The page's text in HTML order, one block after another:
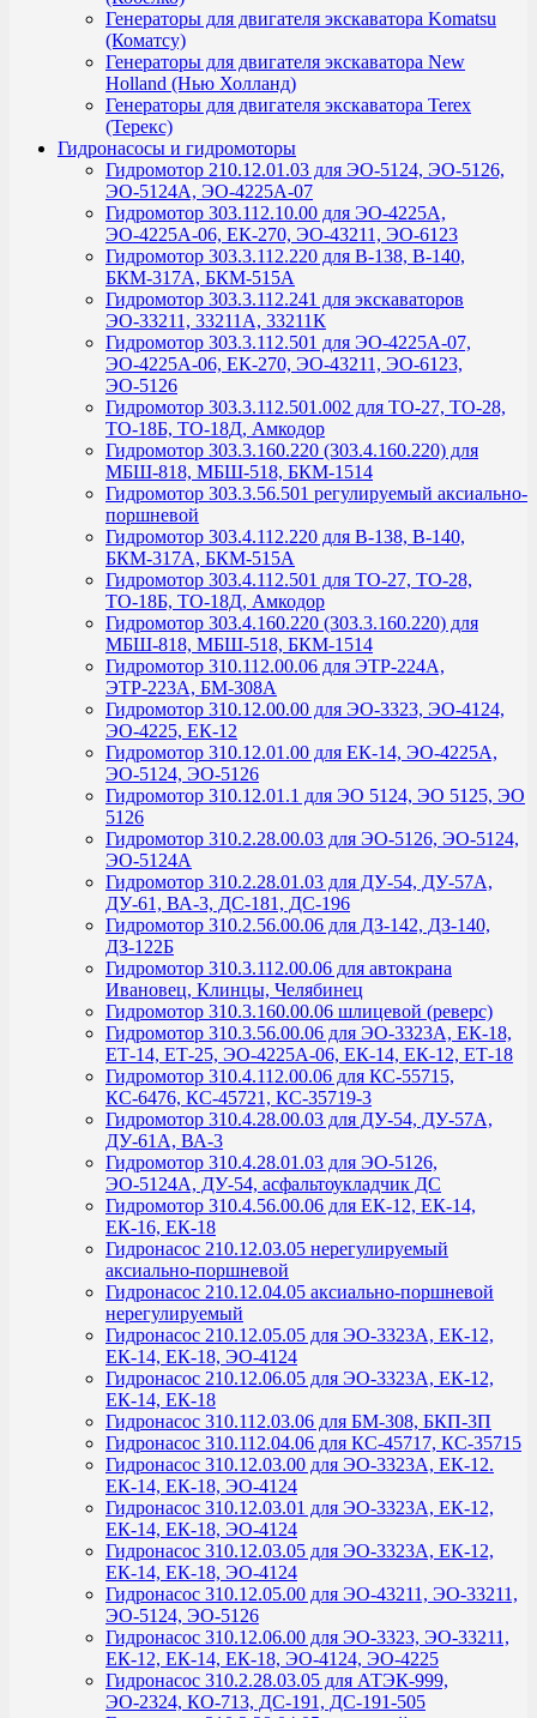
Генераторы для двигателя экскаватора Komatsu
(Коматсу)
Генераторы для двигателя экскаватора New
Holland (Нью Холланд)
Генераторы для двигателя экскаватора Terex
(Терекс)
Гидронасосы и гидромоторы
Гидромотор 210.12.01.03 для ЭО-5124, ЭО-5126,
ЭО-5124А, ЭО-4225А-07
Гидромотор 303.112.10.00 для ЭО-4225А,
ЭО-4225А-06, ЕК-270, ЭО-43211, ЭО-6123
Гидромотор 303.3.112.220 для В-138, В-140,
БКМ-317А, БКМ-515А
Гидромотор 303.3.112.241 для экскаваторов
ЭО-33211, 33211А, 33211К
Гидромотор 303.3.112.501 для ЭО-4225А-07,
ЭО-4225А-06, ЕК-270, ЭО-43211, ЭО-6123,
ЭО-5126
Гидромотор 303.3.112.501.002 для ТО-27, ТО-28,
ТО-18Б, ТО-18Д, Амкодор
Гидромотор 303.3.160.220 (303.4.160.220) для
МБШ-818, МБШ-518, БКМ-1514
Гидромотор 303.3.56.501 регулируемый аксиально-
поршневой
Гидромотор 303.4.112.220 для В-138, В-140,
БКМ-317А, БКМ-515А
Гидромотор 303.4.112.501 для ТО-27, ТО-28,
ТО-18Б, ТО-18Д, Амкодор
Гидромотор 303.4.160.220 (303.3.160.220) для
МБШ-818, МБШ-518, БКМ-1514
Гидромотор 310.112.00.06 для ЭТР-224А,
ЭТР-223А, БМ-308А
Гидромотор 310.12.00.00 для ЭО-3323, ЭО-4124,
ЭО-4225, ЕК-12
Гидромотор 310.12.01.00 для ЕК-14, ЭО-4225А,
ЭО-5124, ЭО-5126
Гидромотор 310.12.01.1 для ЭО 5124, ЭО 5125, ЭО
5126
Гидромотор 310.2.28.00.03 для ЭО-5126, ЭО-5124,
ЭО-5124А
Гидромотор 310.2.28.01.03 для ДУ-54, ДУ-57А,
ДУ-61, ВА-3, ДС-181, ДС-196
Гидромотор 310.2.56.00.06 для ДЗ-142, ДЗ-140,
ДЗ-122Б
Гидромотор 310.3.112.00.06 для автокрана
Ивановец, Клинцы, Челябинец
Гидромотор 310.3.160.00.06 шлицевой (реверс)
Гидромотор 310.3.56.00.06 для ЭО-3323А, ЕК-18,
ЕТ-14, ЕТ-25, ЭО-4225А-06, ЕК-14, ЕК-12, ЕТ-18
Гидромотор 310.4.112.00.06 для КС-55715,
КС-6476, КС-45721, КС-35719-3
Гидромотор 310.4.28.00.03 для ДУ-54, ДУ-57А,
ДУ-61А, ВА-3
Гидромотор 310.4.28.01.03 для ЭО-5126,
ЭО-5124А, ДУ-54, асфальтоукладчик ДС
Гидромотор 310.4.56.00.06 для ЕК-12, ЕК-14,
ЕК-16, ЕК-18
Гидронасос 210.12.03.05 нерегулируемый
аксиально-поршневой
Гидронасос 210.12.04.05 аксиально-поршневой
нерегулируемый
Гидронасос 210.12.05.05 для ЭО-3323А, ЕК-12,
ЕК-14, ЕК-18, ЭО-4124
Гидронасос 210.12.06.05 для ЭО-3323А, ЕК-12,
ЕК-14, ЕК-18
Гидронасос 310.112.03.06 для БМ-308, БКП-3П
Гидронасос 310.112.04.06 для КС-45717, КС-35715
Гидронасос 310.12.03.00 для ЭО-3323А, ЕК-12.
ЕК-14, ЕК-18, ЭО-4124
Гидронасос 310.12.03.01 для ЭО-3323А, ЕК-12,
ЕК-14, ЕК-18, ЭО-4124
Гидронасос 310.12.03.05 для ЭО-3323А, ЕК-12,
ЕК-14, ЕК-18, ЭО-4124
Гидронасос 310.12.05.00 для ЭО-43211, ЭО-33211,
ЭО-5124, ЭО-5126
Гидронасос 310.12.06.00 для ЭО-3323, ЭО-33211,
ЕК-12, ЕК-14, ЕК-18, ЭО-4124, ЭО-4225
Гидронасос 310.2.28.03.05 для АТЭК-999,
ЭО-2324, КО-713, ДС-191, ДС-191-505